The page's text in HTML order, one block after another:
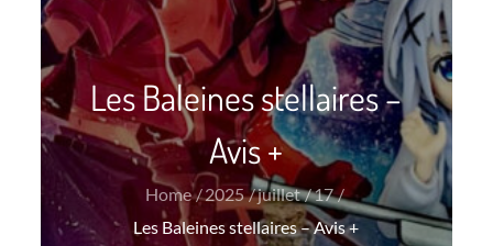
Les Baleines stellaires –
Avis +
Home 2025 juillet
17
Les Baleines stellaires – Avis +